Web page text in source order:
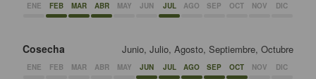
ENE FEB MAR ABR MAY JUN JUL AGO SEP OCT NOV DIC
Cosecha Junio, Julio, Agosto, Septiembre, Octubre
ENE FEB MAR ABR MAY JUN JUL AGO SEP OCT NOV DIC